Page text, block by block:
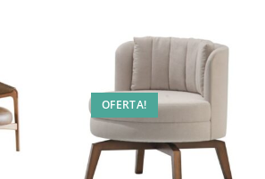
OFERTA!